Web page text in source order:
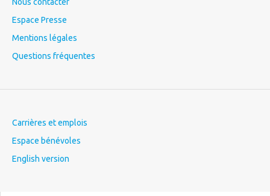
Espace Presse
Mentions légales
Questions fréquentes
Carrières et emplois
Espace bénévoles
English version